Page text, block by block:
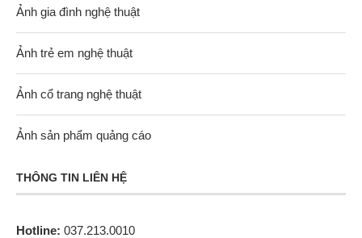
Ảnh gia đình nghệ thuật
Ảnh trẻ em nghệ thuật
Ảnh cổ trang nghệ thuật
Ảnh sản phẩm quảng cáo
THÔNG TIN LIÊN HỆ
Hotline: 037.213.0010